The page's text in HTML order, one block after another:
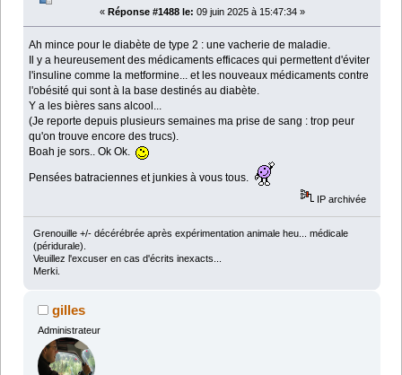
« Réponse #1488 le: 09 juin 2025 à 15:47:34 »
Ah mince pour le diabète de type 2 : une vacherie de maladie.
Il y a heureusement des médicaments efficaces qui permettent d'éviter
l'insuline comme la metformine... et les nouveaux médicaments contre
l'obésité qui sont à la base destinés au diabète.
Y a les bières sans alcool...
(Je reporte depuis plusieurs semaines ma prise de sang : trop peur
qu'on trouve encore des trucs).
Boah je sors.. Ok Ok.
Pensées batraciennes et junkies à vous tous.
IP archivée
Grenouille +/- décérébrée après expérimentation animale heu... médicale
(péridurale).
Veuillez l'excuser en cas d'écrits inexacts...
Merki.
gilles
Administrateur